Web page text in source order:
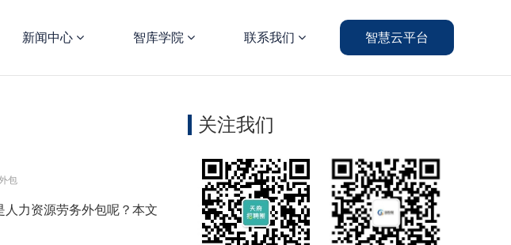
新闻中心 智库学院 联系我们 智慧云平台
包
人力资源劳务外包呢？本文
关注我们